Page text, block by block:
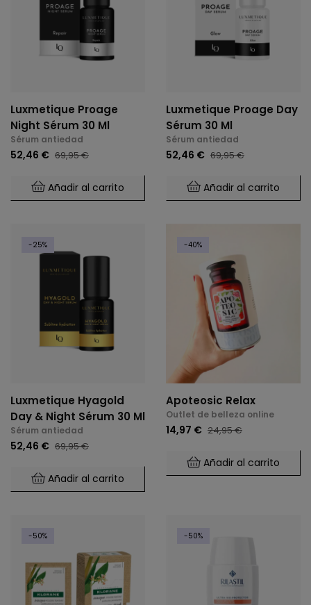
Luxmetique Proage
Night Sérum 30 Ml
Sérum antiedad
52,46 € 69,95 €
Añadir al carrito
Luxmetique Proage Day
Sérum 30 Ml
Sérum antiedad
52,46 € 69,95 €
Añadir al carrito
-25%
Luxmetique Hyagold
Day & Night Sérum 30 Ml
Sérum antiedad
52,46 € 69,95 €
Añadir al carrito
-40%
Apoteosic Relax
Outlet de belleza online
14,97 € 24,95 €
Añadir al carrito
-50% -50%